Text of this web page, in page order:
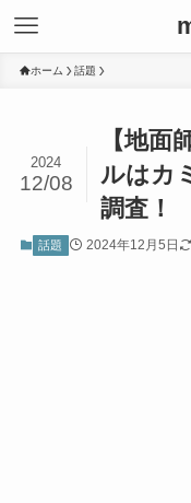
ホーム 話題
【地面
ルはカ
調査！
2024
12/08
話題 2024年12月5日